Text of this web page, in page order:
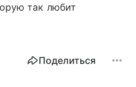
так любит
Поделиться